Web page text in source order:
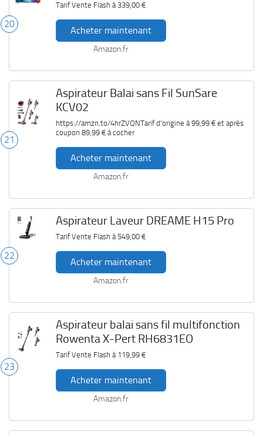
20
Tarif Vente Flash à 339,00 €
Acheter maintenant
Amazon.fr
21
Aspirateur Balai sans Fil SunSare
KCV02
https://amzn.to/4hrZVQNTarif d'origine à99,99 €et après
coupon 89,99 €à cocher
Acheter maintenant
Amazon.fr
22
Aspirateur Laveur DREAME H15 Pro
Tarif Vente Flash à 549,00 €
Acheter maintenant
Amazon.fr
23
Aspirateur balai sans fil multifonction
Rowenta X-Pert RH6831EO
Tarif Vente Flash à 119,99 €
Acheter maintenant
Amazon.fr